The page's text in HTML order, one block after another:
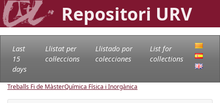
Repositori URV
Last
15
days
Llistat per
col·leccions
Llistado por
colecciones
List for
collections
Treballs Fi de MàsterQuímica Física i Inorgànica